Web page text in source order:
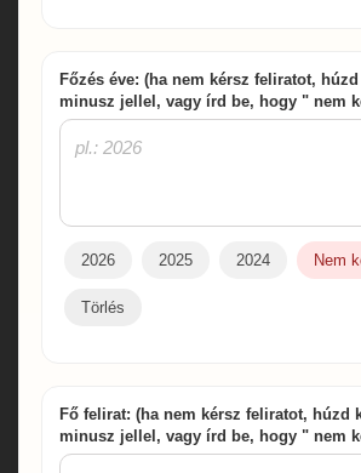
Főzés éve: (ha nem kérsz feliratot,
minusz jellel, vagy írd be, hogy " nem
2026 2025 2024 Nem
Törlés
Fő felirat: (ha nem kérsz feliratot, húzd
minusz jellel, vagy írd be, hogy " nem